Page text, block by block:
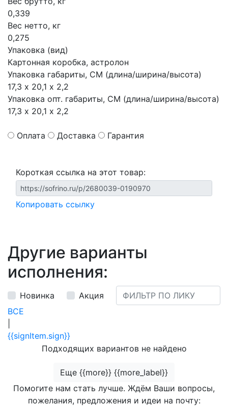
0,339
Вес нетто, кг
0,275
Упаковка (вид)
Картонная коробка, астролон
Упаковка габариты, СМ (длина/ширина/высота)
17,3 х 20,1 х 2,2
Упаковка опт. габариты, СМ (длина/ширина/высота)
17,3 х 20,1 х 2,2
Оплата Доставка Гарантия
Короткая ссылка на этот товар:
Копировать ссылку
Другие варианты
исполнения:
Новинка
Акция
ВСЕ
{{signItem.sign}}
Подходящих вариантов не найдено
Еще {{more}} {{more_label}}
Помогите нам стать лучше. Ждём Ваши вопросы,
пожелания, предложения и идеи на почту: